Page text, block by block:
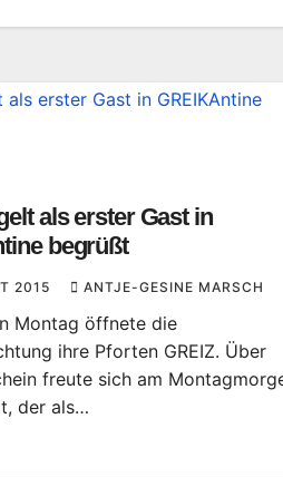
als erster Gast in
begrüßt
2015 ANTJE-GESINE MARSCH
Montag öffnete die
ihre Pforten GREIZ. Über
freute sich am
der als…